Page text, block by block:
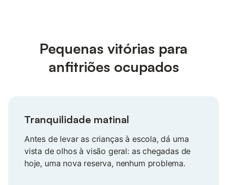
Pequenas vitórias para
anfitriões ocupados
Tranquilidade matinal
Antes de levar as crianças à escola, dá uma
vista de olhos à visão geral: as chegadas de
hoje, uma nova reserva, nenhum problema.